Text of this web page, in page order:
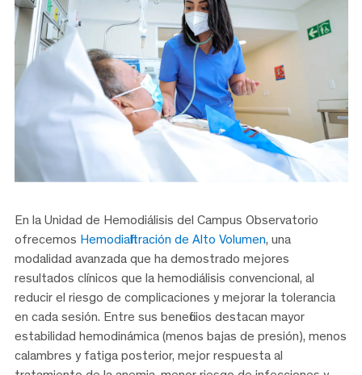
En la Unidad de Hemodiálisis del Campus Observatorio
ofrecemos Hemodiafiltración de Alto Volumen, una
modalidad avanzada que ha demostrado mejores
resultados clínicos que la hemodiálisis convencional, al
reducir el riesgo de complicaciones y mejorar la tolerancia
en cada sesión. Entre sus beneficios destacan mayor
estabilidad hemodinámica (menos bajas de presión), menos
calambres y fatiga posterior, mejor respuesta al